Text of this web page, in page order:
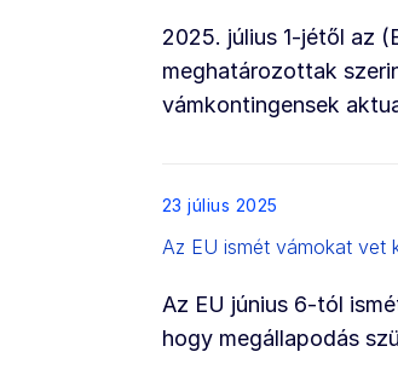
2025. július 1-jétől az
meghatározottak
vámkontingensek
List item
23 július 2025
Az EU ismét vámokat vet
Az EU június 6-tól
hogy megállapodás